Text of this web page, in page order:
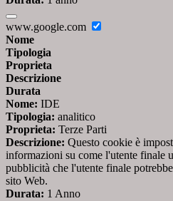
www.google.com
Nome
Tipologia
Proprieta
Descrizione
Durata
Nome: IDE
Tipologia: analitico
Proprieta: Terze Parti
Descrizione: Questo cookie è
informazioni su come l'utente finale
pubblicità che l'utente finale
sito Web.
Durata: 1 Anno